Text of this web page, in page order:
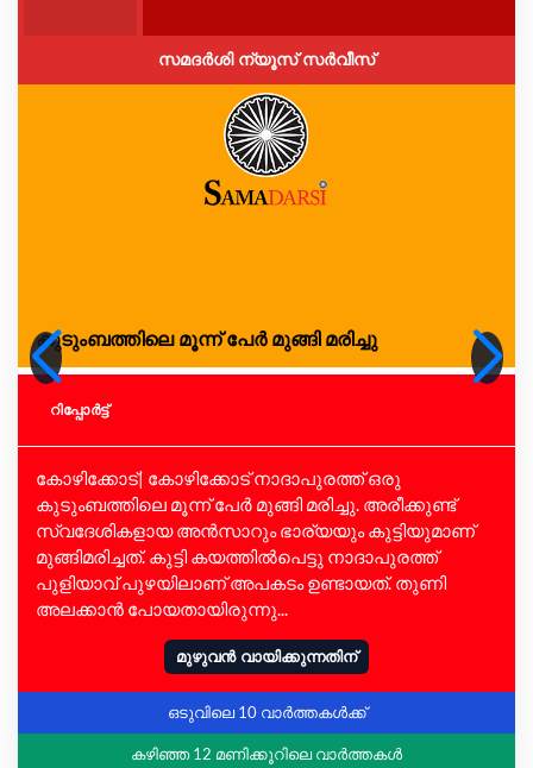
സമദർശി ന്യൂസ് സർവീസ്
കുടുംബത്തിലെ മൂന്ന് പേര്‍ മുങ്ങി മരിച്ചു
റിപ്പോര്‍ട്ട്
കോഴിക്കോട്| കോഴിക്കോട് നാദാപുരത്ത് ഒരു
കുടുംബത്തിലെ മൂന്ന് പേര്‍ മുങ്ങി മരിച്ചു. അരീക്കുണ്ട്
സ്വദേശികളായ അന്‍സാറും ഭാര്യയും കുട്ടിയുമാണ്
മുങ്ങിമരിച്ചത്. കുട്ടി കയത്തില്‍പെട്ടു നാദാപുരത്ത്
പുളിയാവ് പുഴയിലാണ് അപകടം ഉണ്ടായത്. തുണി
അലക്കാന്‍ പോയതായിരുന്നു...
മുഴുവൻ വായിക്കുന്നതിന്
ഒടുവിലെ 10 വാർത്തകൾക്ക്
കഴിഞ്ഞ 12 മണിക്കൂറിലെ വാർത്തകൾ